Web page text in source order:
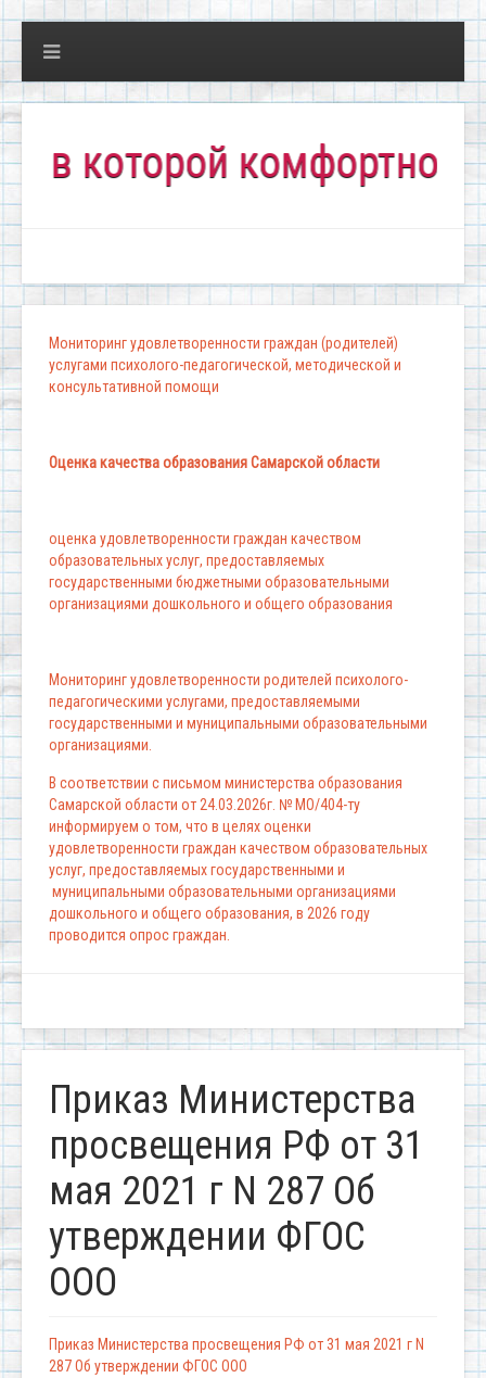
комфортно всем!"
Мониторинг удовлетворенности граждан (родителей)
услугами психолого-педагогической, методической и
консультативной помощи
Оценка качества образования Самарской области
оценка удовлетворенности граждан качеством
образовательных услуг, предоставляемых
государственными бюджетными образовательными
организациями дошкольного и общего образования
Мониторинг удовлетворенности родителей психолого-
педагогическими услугами, предоставляемыми
государственными и муниципальными образовательными
организациями.
В соответствии с письмом министерства образования
Самарской области от 24.03.2026г. № МО/404-ту
информируем о том, что в целях оценки
удовлетворенности граждан качеством образовательных
услуг, предоставляемых государственными и
муниципальными образовательными организациями
дошкольного и общего образования, в 2026 году
проводится опрос граждан.
Приказ Министерства
просвещения РФ от 31
мая 2021 г N 287 Об
утверждении ФГОС
ООО
Приказ Министерства просвещения РФ от 31 мая 2021 г N
287 Об утверждении ФГОС ООО